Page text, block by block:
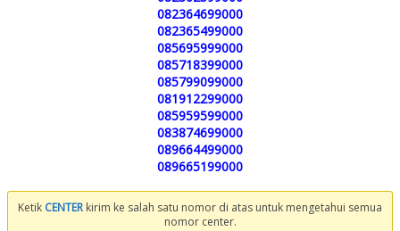
082364699000
082365499000
085695999000
085718399000
085799099000
081912299000
085959599000
083874699000
089664499000
089665199000
Ketik CENTER kirim ke salah satu nomor di atas untuk mengetahui semua
nomor center.